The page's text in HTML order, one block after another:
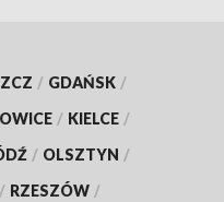
/ GDAŃSK /
/ KIELCE /
/ OLSZTYN /
/ RZESZÓW /